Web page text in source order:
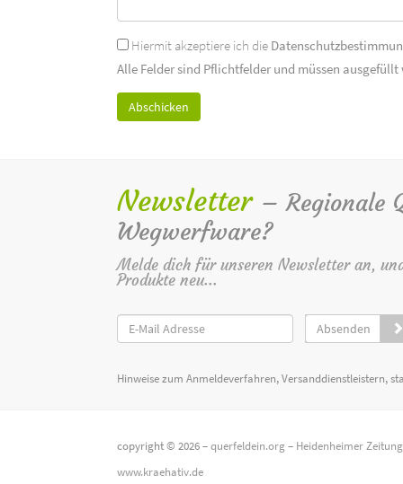
Hiermit akzeptiere ich die
Alle Felder sind Pflichtfelder und müssen ausgefüllt
Newsletter – Regionale
Wegwerfware?
Melde dich für unseren Newsletter an,
Produkte neu...
Absenden
Hinweise zum Anmeldeverfahren, Versanddienstleistern,
copyright © 2026 –querfeldein.org– Heidenheimer
www.kraehativ.de